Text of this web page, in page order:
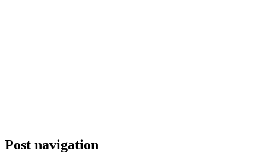
Post navigation